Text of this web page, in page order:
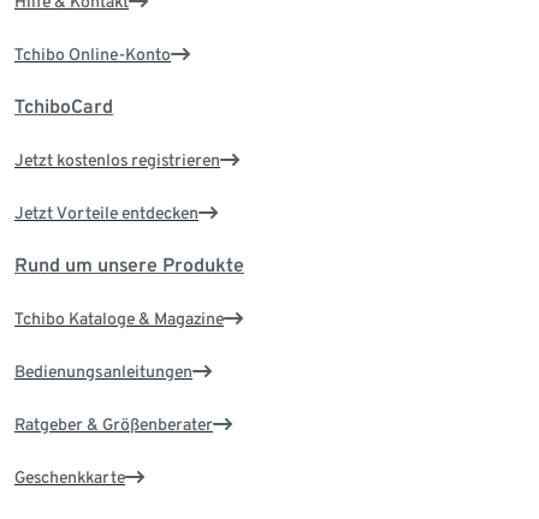
Tchibo Online-Konto
TchiboCard
Jetzt kostenlos registrieren
Jetzt Vorteile entdecken
Rund um unsere Produkte
Tchibo Kataloge & Magazine
Bedienungsanleitungen
Ratgeber & Größenberater
Geschenkkarte